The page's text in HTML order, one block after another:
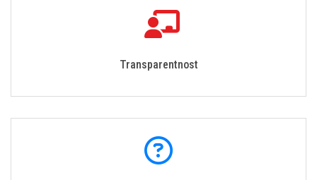
Transparentnost